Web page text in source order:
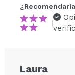
|
Laura